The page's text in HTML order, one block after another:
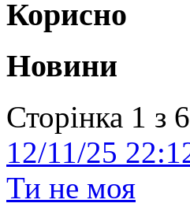
Корисно
Новини
Сторінка 1 з
12/11/25
Ти не моя